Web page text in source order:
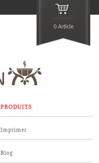
0 Article
PRODUITS
Imprimer
Blog